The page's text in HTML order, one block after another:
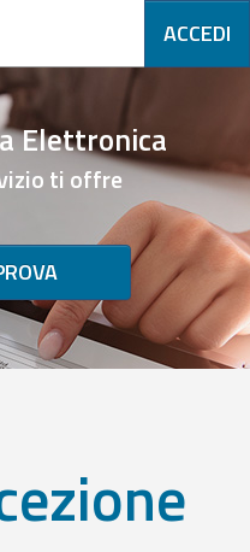
ACCEDI
Elettronica
ti offre